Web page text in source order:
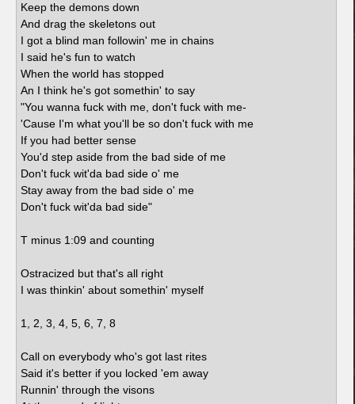
Keep the demons down
And drag the skeletons out
I got a blind man followin' me in chains
I said he's fun to watch
When the world has stopped
An I think he's got somethin' to say
"You wanna fuck with me, don't fuck with me-
'Cause I'm what you'll be so don't fuck with me
If you had better sense
You'd step aside from the bad side of me
Don't fuck wit'da bad side o' me
Stay away from the bad side o' me
Don't fuck wit'da bad side"
T minus 1:09 and counting
Ostracized but that's all right
I was thinkin' about somethin' myself
1, 2, 3, 4, 5, 6, 7, 8
Call on everybody who's got last rites
Said it's better if you locked 'em away
Runnin' through the visons